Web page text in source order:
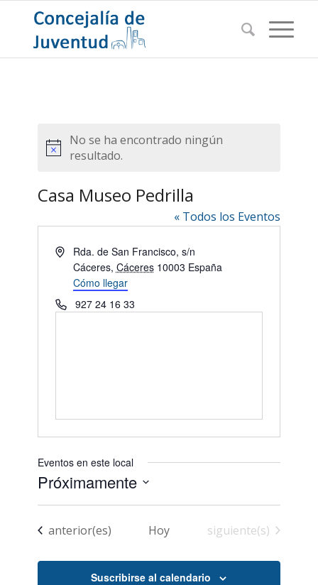
Aviso
No se ha encontrado ningún
resultado.
Casa Museo Pedrilla
« Todos los Eventos
DirecciónRda. de San Francisco, s/n
Cáceres, Cáceres 10003 España
Cómo llegar
Teléfono927 24 16 33
Eventos en este local
Próximamente
Seleccionar
Eventos
anterior(es) Hoy Eventos
siguiente(s)
Suscribirse al calendario